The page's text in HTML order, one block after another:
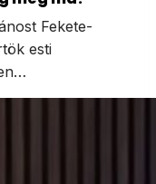
Fekete-
esti